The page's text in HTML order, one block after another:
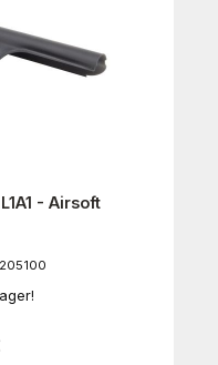
- Airsoft
205100
Preis: